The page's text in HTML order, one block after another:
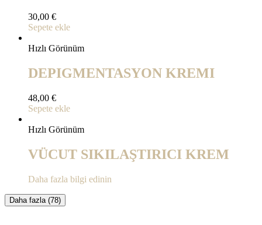
30,00 €
Sepete ekle
Hızlı Görünüm
DEPIGMENTASYON KREMI
48,00 €
Sepete ekle
Hızlı Görünüm
VÜCUT SIKILAŞTIRICI KREM
Daha fazla bilgi edinin
Daha fazla (78)